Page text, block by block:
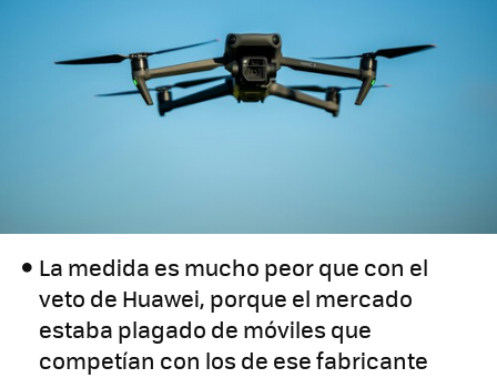
La medida es mucho peor que con el
veto de Huawei, porque el mercado
estaba plagado de móviles que
competían con los de ese fabricante